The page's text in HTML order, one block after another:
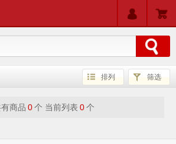
排列 筛选
商品 0个 当前列表 0个